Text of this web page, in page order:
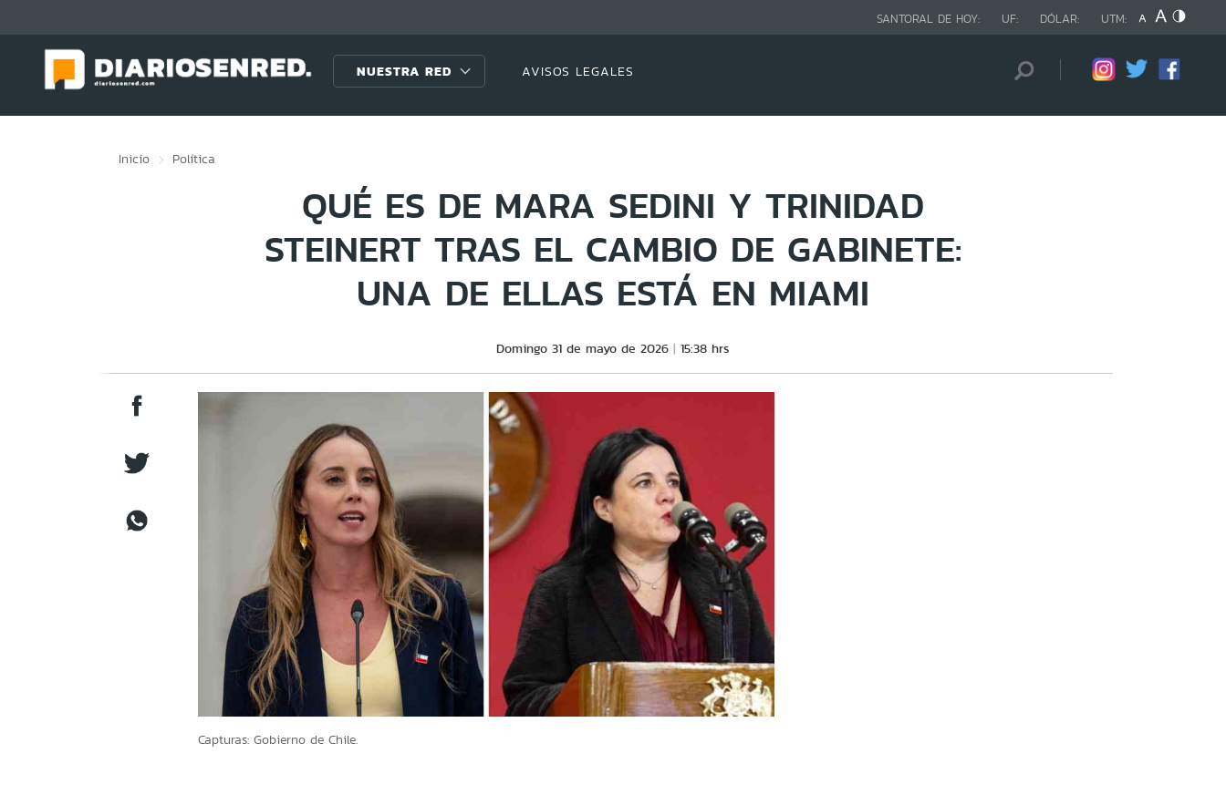
SANTORAL DE HOY: UF: DÓLAR: UTM:
NUESTRA RED AVISOS LEGALES
Inicio Política
QUÉ ES DE MARA SEDINI Y TRINIDAD
STEINERT TRAS EL CAMBIO DE GABINETE:
UNA DE ELLAS ESTÁ EN MIAMI
Domingo 31 de mayo de 2026 15:38 hrs
Capturas: Gobierno de Chile.